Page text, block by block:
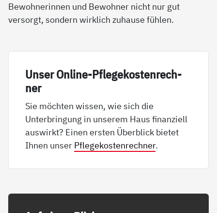
Bewohnerinnen und Bewohner nicht nur gut
versorgt, sondern wirklich zuhause fühlen.
Un­ser On­li­ne-Pf­le­ge­kos­ten­rech­
ner
Sie möchten wissen, wie sich die
Unterbringung in unserem Haus finanziell
auswirkt? Einen ersten Überblick bietet
Ihnen unser Pflegekostenrechner.